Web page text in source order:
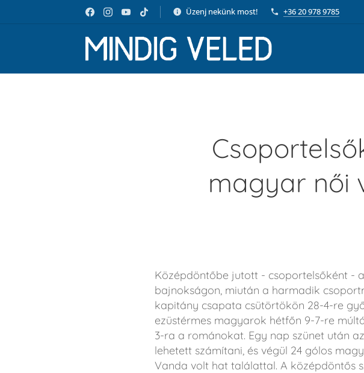
Üzenj nekünk most! +36 20 978 9785
magyar női
Középdöntőbe jutott - csoportelsőként -
bajnokságon, miután a harmadik
kapitány csapata csütörtökön 28-4-re
ezüstérmes magyarok hétfőn 9-7-re
3-ra a románokat. Egy nap szünet után
lehetett számítani, és végül 24 gólos
Vanda volt hat találattal. A középdöntős